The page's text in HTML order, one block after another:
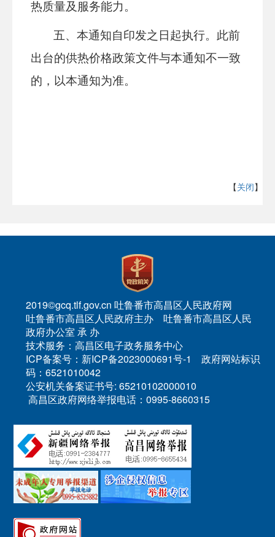
热质量及服务能力。
五、本通知自印发之日起执行。 此前
出台的供热价格政策文件与本通知不一致
的，以本通知为准。
【关闭】
2019©gcq.tlf.gov.cn 吐鲁番市高昌区人民政府网
吐鲁番市高昌区人民政府主办 吐鲁番市高昌区人民
政府办公室 承 办
技术服务：高昌区电子政务服务中心
ICP备案号：新ICP备2023000691号-1 政府网站标识
码：6521010042
公安机关备案证书号: 65210102000010
高昌区政府网络举报电话：0995-8660315